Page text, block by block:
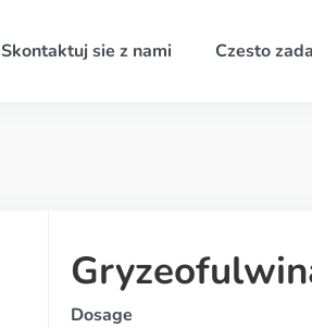
Skontaktuj sie z nami Czesto
Dosage